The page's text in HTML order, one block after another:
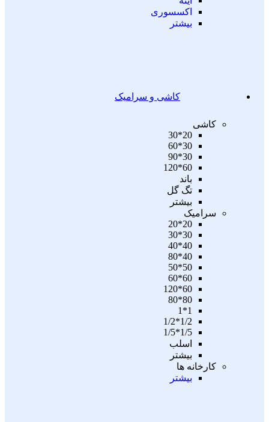
اکسسوری
بیشتر
کاشی و سرامیک
کاشی
20*30
30*60
30*90
60*120
باند
تگ گل
بیشتر
سرامیک
20*20
30*30
40*40
40*80
50*50
60*60
60*120
80*80
1*1
1/2*1/2
1/5*1/5
اسلب
بیشتر
کارخانه ها
بیشتر